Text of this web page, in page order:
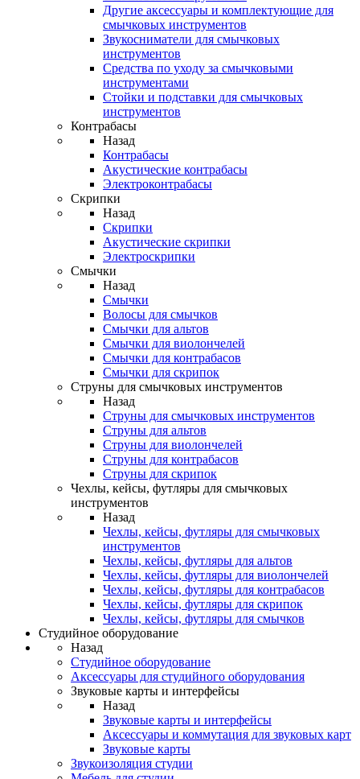
Другие аксессуары и комплектующие для
смычковых инструментов
Звукосниматели для смычковых
инструментов
Средства по уходу за смычковыми
инструментами
Стойки и подставки для смычковых
инструментов
Контрабасы
Назад
Контрабасы
Акустические контрабасы
Электроконтрабасы
Скрипки
Назад
Скрипки
Акустические скрипки
Электроскрипки
Смычки
Назад
Смычки
Волосы для смычков
Смычки для альтов
Смычки для виолончелей
Смычки для контрабасов
Смычки для скрипок
Струны для смычковых инструментов
Назад
Струны для смычковых инструментов
Струны для альтов
Струны для виолончелей
Струны для контрабасов
Струны для скрипок
Чехлы, кейсы, футляры для смычковых
инструментов
Назад
Чехлы, кейсы, футляры для смычковых
инструментов
Чехлы, кейсы, футляры для альтов
Чехлы, кейсы, футляры для виолончелей
Чехлы, кейсы, футляры для контрабасов
Чехлы, кейсы, футляры для скрипок
Чехлы, кейсы, футляры для смычков
Студийное оборудование
Назад
Студийное оборудование
Аксессуары для студийного оборудования
Звуковые карты и интерфейсы
Назад
Звуковые карты и интерфейсы
Аксессуары и коммутация для звуковых карт
Звуковые карты
Звукоизоляция студии